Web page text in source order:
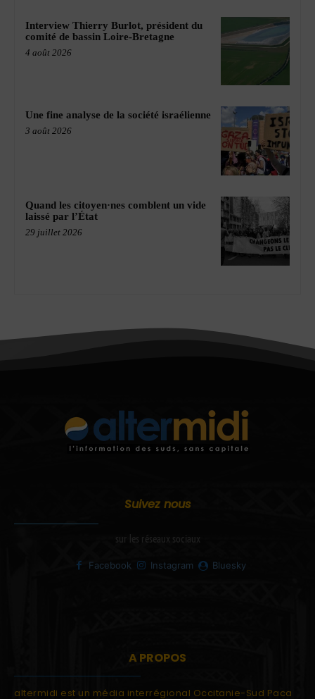
Interview Thierry Burlot, président du
comité de bassin Loire-Bretagne
4 août 2026
Une fine analyse de la société israélienne
3 août 2026
Quand les citoyen·nes comblent un vide
laissé par l’État
29 juillet 2026
Suivez nous
sur les réseaux sociaux
Facebook Instagram Bluesky
A PROPOS
altermidi est un média interrégional Occitanie-Sud Paca